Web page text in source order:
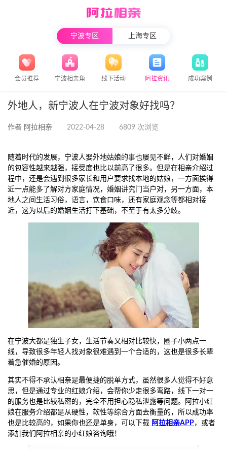
宁波专区 上海专区
会员推荐 宁波相亲角 线下活动 阿拉资讯 成功案例
外地人，新宁波人在宁波对象好找吗？
作者 阿拉相亲 2022-04-28 6809 次浏览
随着时代的发展，宁波人娶外地姑娘的事也屡见不鲜，人们对婚姻
的包容性越来越强，接受度也比以前高了很多。但是在相亲介绍过
程中，还是会遇到很多家长和用户要求找本地的姑娘，一方面挨得
近一点能多了解对方家庭情况，婚姻讲究门当户对，另一方面，本
地人之间生活习俗，语言，饮食口味，还有家庭观念等都相对接
近，这为以后的婚姻生活打下基础，不至于有太多分歧。
在宁波大都是独生子女，生活节奏又相对比较快，圈子小两点一
线，导致很多年轻人找对象很难遇到一个合适的，这也是很多长辈
着急催婚的原因。
其实不得不承认相亲是最便捷的脱单方式，虽然很多人觉得不好意
思，但是通过专业的红娘介绍，会帮你少走很多弯路，线下一对一
的服务也是比较私密的，完全不用担心隐私泄露等问题。阿拉小红
娘在服务介绍都是从硬性，软性等综合方面去衡量的，所以成功率
也是比较高的，如果你也还是单身，可以下载 阿拉相亲APP，或者
添加我们阿拉相亲的小红娘咨询哦！